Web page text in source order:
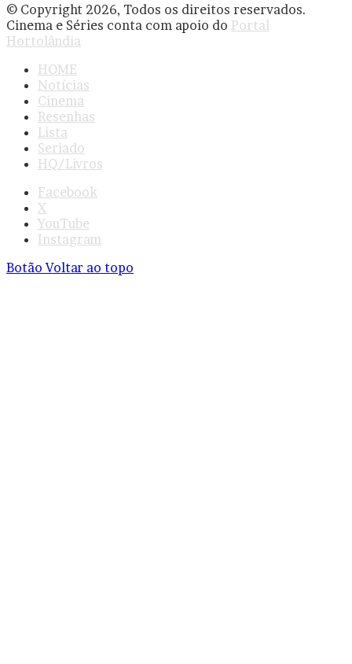
© Copyright 2026, Todos os direitos reservados.
Cinema e Séries conta com apoio do Portal
Hortolândia
HOME
Notícias
Cinema
Resenhas
Lista
Seriado
HQ/Livros
Facebook
X
YouTube
Instagram
Botão Voltar ao topo